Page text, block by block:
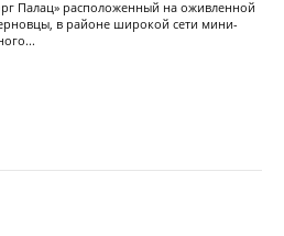
Палац» расположенный на оживленной
в районе широкой сети мини-